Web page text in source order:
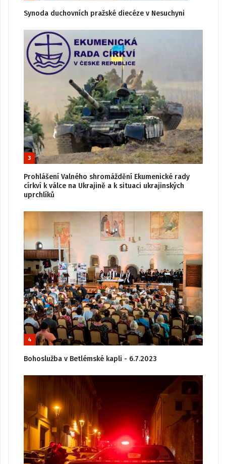
Synoda duchovních pražské diecéze v Nesuchyni
3
Prohlášení Valného shromáždění Ekumenické rady
církví k válce na Ukrajině a k situaci ukrajinských
uprchlíků
4
Bohoslužba v Betlémské kapli - 6.7.2023